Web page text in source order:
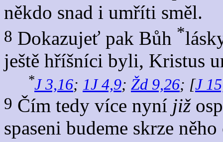
někdo snad i umříti směl.
8 Dokazujeť pak Bůh *
ještě hříšníci byli, Kristus
*J 3,16; 1J 4,9; Žd 9,26; [J
9 Čím tedy více nyní již
spaseni budeme skrze